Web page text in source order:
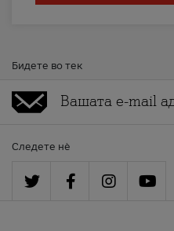
Бидете во тек
Следете нè